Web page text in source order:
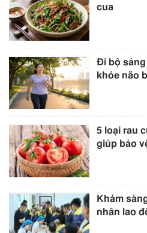
cua
Đi bộ
khỏe não
5 loại rau
giúp bảo
Khám
nhân lao